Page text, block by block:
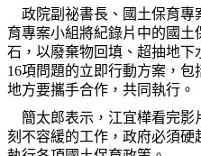
政院副祕書長、國土保育
育專案小組將紀錄片中的國
石，以廢棄物回填、超抽地
16項問題的立即行動方案，
地方要攜手合作，共同執行。
簡太郎表示，江宜樺看完影
刻不容緩的工作，政府必須硬